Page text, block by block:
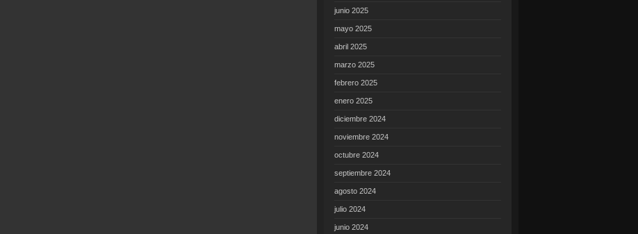
junio 2025
mayo 2025
abril 2025
marzo 2025
febrero 2025
enero 2025
diciembre 2024
noviembre 2024
octubre 2024
septiembre 2024
agosto 2024
julio 2024
junio 2024